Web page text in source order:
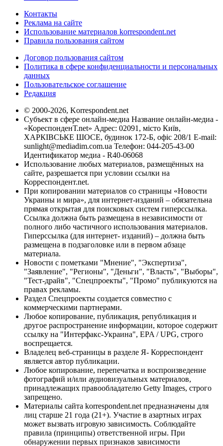
Контакты
Реклама на сайте
Использование материалов korrespondent.net
Правила пользования сайтом
Договор пользования сайтом
Политика в сфере конфиденциальности и персональных
данных
Пользовательское соглашение
Редакция
© 2000-2026, Korrespondent.net
Субъект в сфере онлайн-медиа Название онлайн-медиа -
«КореспонденТ.net» Адрес: 02091, місто Київ,
ХАРКІВСЬКЕ ШОСЕ, будинок 172-Б, офіс 208/1 E-mail:
sunlight@mediadim.com.ua Телефон: 044-205-43-00
Идентификатор медиа - R40-06068
Использование любых материалов, размещённых на
сайте, разрешается при условии ссылки на
Корреспондент.net.
При копировании материалов со страницы «Новости
Украины и мира», для интернет-изданий – обязательна
прямая открытая для поисковых систем гиперссылка.
Ссылка должна быть размещена в независимости от
полного либо частичного использования материалов.
Гиперссылка (для интернет- изданий) – должна быть
размещена в подзаголовке или в первом абзаце
материала.
Новости с пометками "Мнение", "Экспертиза",
"Заявление", "Регионы", "Деньги", "Власть", "Выборы",
"Тест-драйв", "Спецпроекты", "Промо" публикуются на
правах рекламы.
Раздел Спецпроекты создается совместно с
коммерческими партнерами.
Любое копирование, публикация, републикация и
другое распространение информации, которое содержит
ссылку на "Интерфакс-Украина", EPA / UPG, строго
воспрещается.
Владелец веб-страницы в разделе Я- Корреспондент
является автор публикации.
Любое копирование, перепечатка и воспроизведение
фотографий и/или аудиовизуальных материалов,
принадлежащих правообладателю Getty Images, строго
запрещено.
Материалы сайта korrespondent.net предназначены для
лиц старше 21 года (21+). Участие в азартных играх
может вызвать игровую зависимость. Соблюдайте
правила (принципы) ответственной игры. При
обнаружении первых признаков зависимости